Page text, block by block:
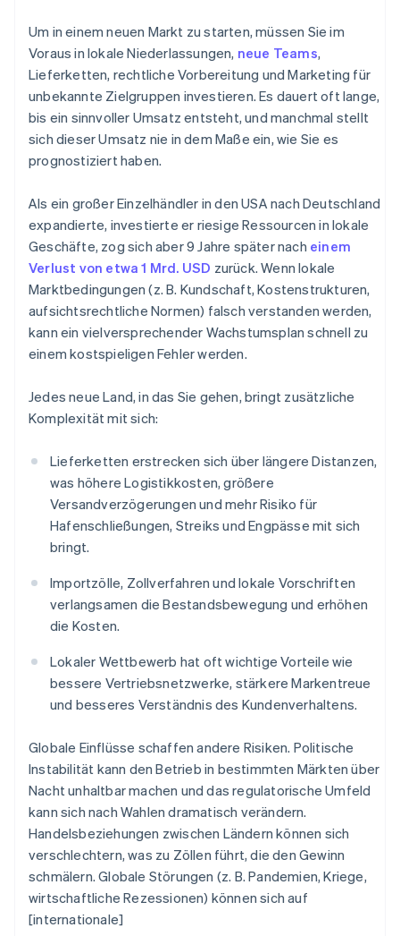
Um in einem neuen Markt zu starten, müssen Sie im
Voraus in lokale Niederlassungen, neue Teams,
Lieferketten, rechtliche Vorbereitung und Marketing für
unbekannte Zielgruppen investieren. Es dauert oft lange,
bis ein sinnvoller Umsatz entsteht, und manchmal stellt
sich dieser Umsatz nie in dem Maße ein, wie Sie es
prognostiziert haben.
Als ein großer Einzelhändler in den USA nach Deutschland
expandierte, investierte er riesige Ressourcen in lokale
Geschäfte, zog sich aber 9 Jahre später nach einem
Verlust von etwa 1 Mrd. USD zurück. Wenn lokale
Marktbedingungen (z. B. Kundschaft, Kostenstrukturen,
aufsichtsrechtliche Normen) falsch verstanden werden,
kann ein vielversprechender Wachstumsplan schnell zu
einem kostspieligen Fehler werden.
Jedes neue Land, in das Sie gehen, bringt zusätzliche
Komplexität mit sich:
Lieferketten erstrecken sich über längere Distanzen,
was höhere Logistikkosten, größere
Versandverzögerungen und mehr Risiko für
Hafenschließungen, Streiks und Engpässe mit sich
bringt.
Importzölle, Zollverfahren und lokale Vorschriften
verlangsamen die Bestandsbewegung und erhöhen
die Kosten.
Lokaler Wettbewerb hat oft wichtige Vorteile wie
bessere Vertriebsnetzwerke, stärkere Markentreue
und besseres Verständnis des Kundenverhaltens.
Globale Einflüsse schaffen andere Risiken. Politische
Instabilität kann den Betrieb in bestimmten Märkten über
Nacht unhaltbar machen und das regulatorische Umfeld
kann sich nach Wahlen dramatisch verändern.
Handelsbeziehungen zwischen Ländern können sich
verschlechtern, was zu Zöllen führt, die den Gewinn
schmälern. Globale Störungen (z. B. Pandemien, Kriege,
wirtschaftliche Rezessionen) können sich auf
[internationale]